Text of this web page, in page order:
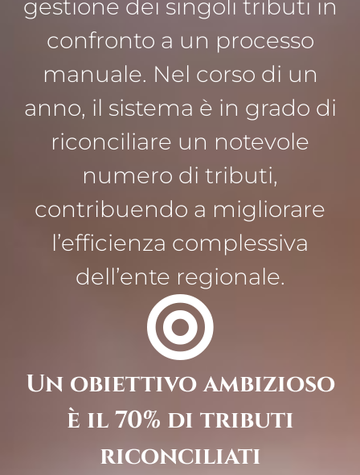
gestione dei singoli tributi in
confronto a un processo
manuale. Nel corso di un
anno, il sistema è in grado di
riconciliare un notevole
numero di tributi,
contribuendo a migliorare
l’efficienza complessiva
dell’ente regionale.
Un obiettivo ambizioso
è il 70% di tributi
riconciliati